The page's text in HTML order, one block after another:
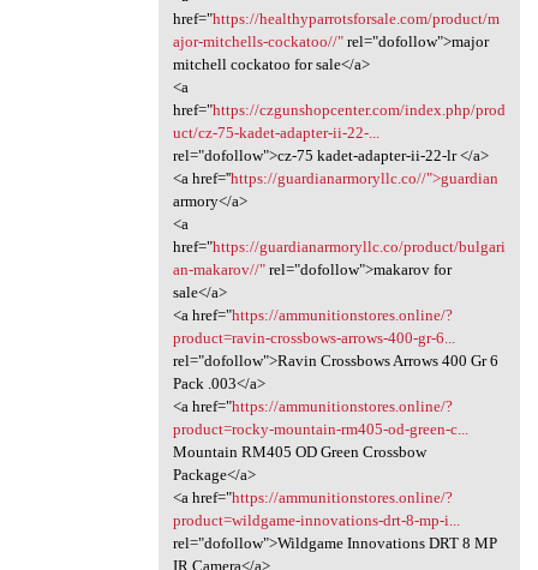
href="https://healthyparrotsforsale.com/product/m
ajor-mitchells-cockatoo//"rel="dofollow">major
mitchell cockatoo for sale</a>
<a
href="https://czgunshopcenter.com/index.php/prod
uct/cz-75-kadet-adapter-ii-22-...
rel="dofollow">cz-75 kadet-adapter-ii-22-lr </a>
<a href=''https://guardianarmoryllc.co//">guardian
armory</a>
<a
href="https://guardianarmoryllc.co/product/bulgari
an-makarov//"rel="dofollow">makarov for
sale</a>
<a href="https://ammunitionstores.online/?
product=ravin-crossbows-arrows-400-gr-6...
rel="dofollow">Ravin Crossbows Arrows 400 Gr 6
Pack .003</a>
<a href="https://ammunitionstores.online/?
product=rocky-mountain-rm405-od-green-c...
Mountain RM405 OD Green Crossbow
Package</a>
<a href="https://ammunitionstores.online/?
product=wildgame-innovations-drt-8-mp-i...
rel="dofollow">Wildgame Innovations DRT 8 MP
IR Camera</a>